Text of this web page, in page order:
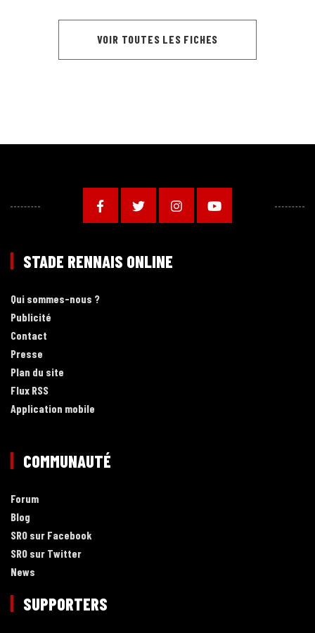
VOIR TOUTES LES FICHES
STADE RENNAIS ONLINE
Qui sommes-nous ?
Publicité
Contact
Presse
Plan du site
Flux RSS
Application mobile
COMMUNAUTÉ
Forum
Blog
SRO sur Facebook
SRO sur Twitter
News
SUPPORTERS